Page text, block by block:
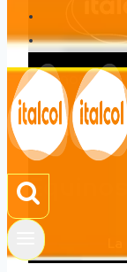
Equinos
LÍNEA
Equinos